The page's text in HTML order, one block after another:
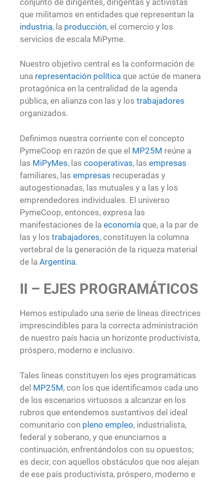
que militamos en entidades que representan la
industria, la producción, el comercio y los
servicios de escala MiPyme.
Nuestro objetivo central es la conformación de
una representación política que actúe de manera
protagónica en la centralidad de la agenda
pública, en alianza con las y los trabajadores
organizados.
Definimos nuestra corriente con el concepto
PymeCoop en razón de que el MP25M reúne a
las MiPyMes, las cooperativas, las empresas
familiares, las empresas recuperadas y
autogestionadas, las mutuales y a las y los
emprendedores individuales. El universo
PymeCoop, entonces, expresa las
manifestaciones de la economía que, a la par de
las y los trabajadores, constituyen la columna
vertebral de la generación de la riqueza material
de la Argentina.
II – EJES PROGRAMÁTICOS
Hemos estipulado una serie de líneas directrices
imprescindibles para la correcta administración
de nuestro país hacia un horizonte productivista,
próspero, moderno e inclusivo.
Tales líneas constituyen los ejes programáticas
del MP25M, con los que identificamos cada uno
de los escenarios virtuosos a alcanzar en los
rubros que entendemos sustantivos del ideal
comunitario con pleno empleo, industrialista,
federal y soberano, y que enunciamos a
continuación, enfrentándolos con su opuestos;
es decir, con aquellos obstáculos que nos alejan
de ese país productivista, próspero, moderno e